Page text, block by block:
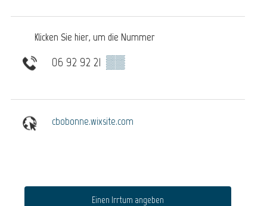
Klicken Sie hier, um die Nummer
06 92 92 21 ▒▒
cbobonne.wixsite.com
Einen Irrtum angeben